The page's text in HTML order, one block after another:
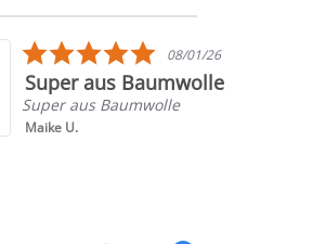
rating
5.0
star
rating
08/01/26
Super aus Baumwolle
Super aus Baumwolle
Maike U.